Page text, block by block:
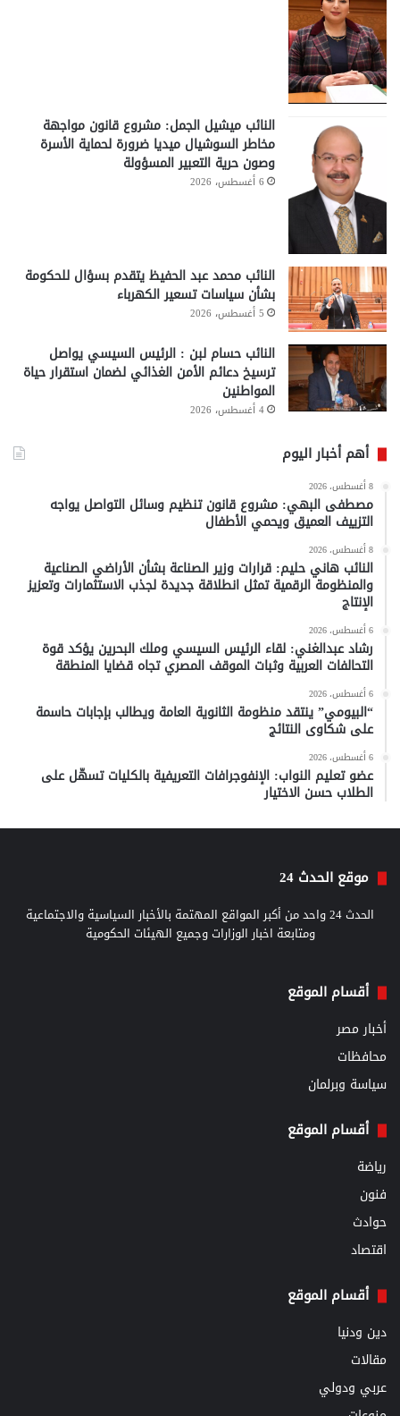
النائب ميشيل الجمل: مشروع قانون مواجهة
مخاطر السوشيال ميديا ضرورة لحماية الأسرة
وصون حرية التعبير المسؤولة
6 أغسطس، 2026
النائب محمد عبد الحفيظ يتقدم بسؤال للحكومة
بشأن سياسات تسعير الكهرباء
5 أغسطس، 2026
النائب حسام لبن : الرئيس السيسي يواصل
ترسيخ دعائم الأمن الغذائي لضمان استقرار حياة
المواطنين
4 أغسطس، 2026
أهم أخبار اليوم
8 أغسطس، 2026
مصطفى البهي: مشروع قانون تنظيم وسائل التواصل يواجه
التزييف العميق ويحمي الأطفال
8 أغسطس، 2026
النائب هاني حليم: قرارات وزير الصناعة بشأن الأراضي الصناعية
والمنظومة الرقمية تمثل انطلاقة جديدة لجذب الاستثمارات وتعزيز
الإنتاج
6 أغسطس، 2026
رشاد عبدالغني: لقاء الرئيس السيسي وملك البحرين يؤكد قوة
التحالفات العربية وثبات الموقف المصري تجاه قضايا المنطقة
6 أغسطس، 2026
“البيومي” ينتقد منظومة الثانوية العامة ويطالب بإجابات حاسمة
على شكاوى النتائج
6 أغسطس، 2026
عضو تعليم النواب: الإنفوجرافات التعريفية بالكليات تسهّل على
الطلاب حسن الاختيار
موقع الحدث 24
الحدث 24 واحد من أكبر المواقع المهتمة بالأخبار السياسية والاجتماعية
ومتابعة اخبار الوزارات وجميع الهيئات الحكومية
أقسام الموقع
أخبار مصر
محافظات
سياسة وبرلمان
أقسام الموقع
رياضة
فنون
حوادث
اقتصاد
أقسام الموقع
دين ودنيا
مقالات
عربي ودولي